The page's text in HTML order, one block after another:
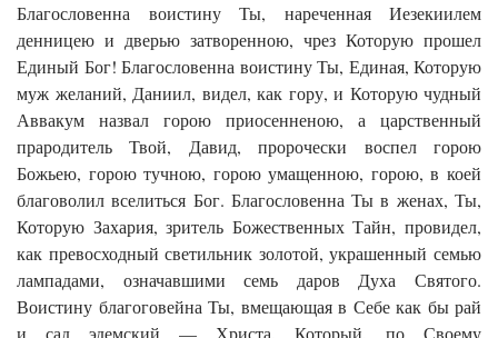
Благословенна воистину Ты, нареченная Иезекиилем
денницею и дверью затворенною, чрез Которую прошел
Единый Бог! Благословенна воистину Ты, Единая, Которую
муж желаний, Даниил, видел, как гору, и Которую чудный
Аввакум назвал горою приосенненою, а царственный
прародитель Твой, Давид, пророчески воспел горою
Божьею, горою тучною, горою умащенною, горою, в коей
благоволил вселиться Бог. Благословенна Ты в женах, Ты,
Которую Захария, зритель Божественных Тайн, провидел,
как превосходный светильник золотой, украшенный семью
лампадами, означавшими семь даров Духа Святого.
Воистину благоговейна Ты, вмещающая в Себе как бы рай
и сад эдемский — Христа, Который, по Своему